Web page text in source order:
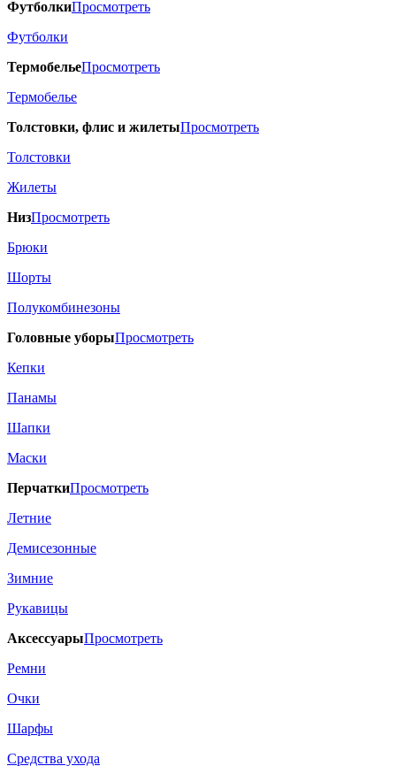
ФутболкиПросмотреть
Футболки
ТермобельеПросмотреть
Термобелье
Толстовки, флис и жилетыПросмотреть
Толстовки
Жилеты
НизПросмотреть
Брюки
Шорты
Полукомбинезоны
Головные уборыПросмотреть
Кепки
Панамы
Шапки
Маски
ПерчаткиПросмотреть
Летние
Демисезонные
Зимние
Рукавицы
АксессуарыПросмотреть
Ремни
Очки
Шарфы
Средства ухода